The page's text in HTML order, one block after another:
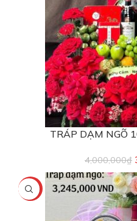
TRÁP DẠM NGÕ
4,000,000₫
-7%